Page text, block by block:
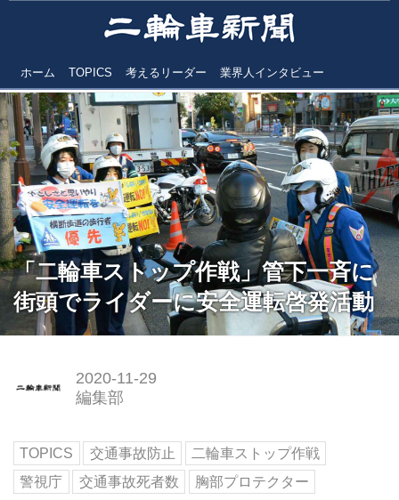
ホーム TOPICS 考えるリーダー 業界人インタビュー
「二輪車ストップ作戦」管下一斉に
街頭でライダーに安全運転啓発活動
2020-11-29
編集部
TOPICS 交通事故防止
二輪車ストップ作戦
警視庁
交通事故死者数 胸部プロテクター